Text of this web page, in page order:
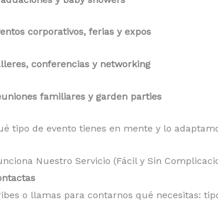
corporativos, ferias y expos
conferencias y networking
familiares y garden parties
tipo de evento tienes en mente y lo
Nuestro Servicio (Fácil y Sin
o llamas para contarnos qué necesitas: